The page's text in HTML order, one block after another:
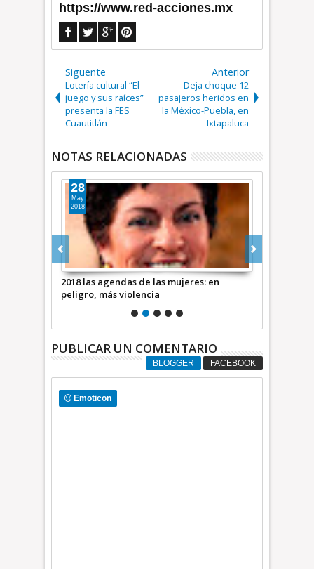
https://www.red-acciones.mx
Siguente
Lotería cultural “El
juego y sus raíces”
presenta la FES
Cuautitlán
Anterior
Deja choque 12
pasajeros heridos en
la México-Puebla, en
Ixtapaluca
NOTAS RELACIONADAS
2018 las agendas de las mujeres: en
peligro, más violencia
28
May
2018
PUBLICAR UN COMENTARIO
BLOGGER FACEBOOK
Emoticon